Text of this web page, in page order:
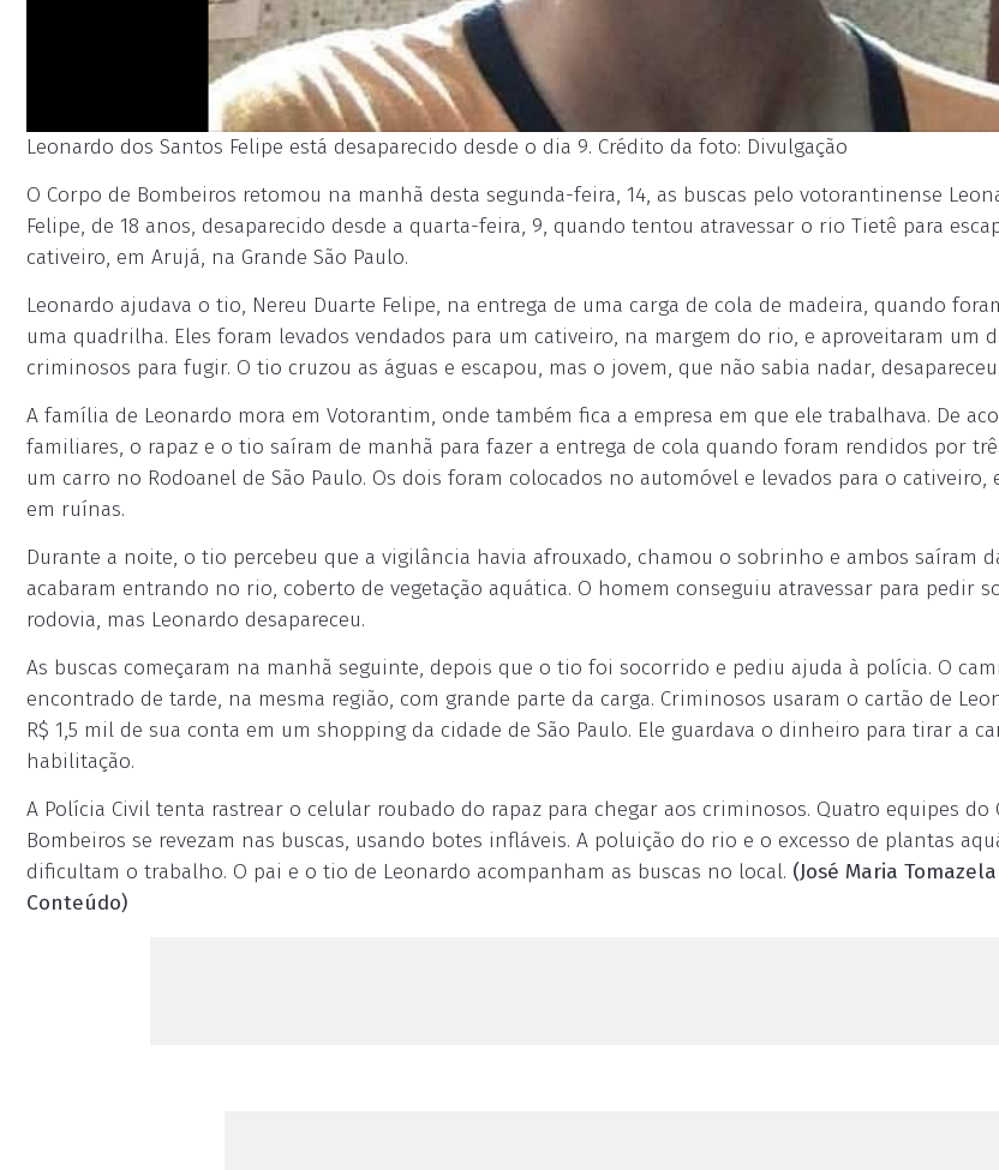
Leonardo dos Santos Felipe está desaparecido desde o dia 9. Crédito da foto: Divulgação
O Corpo de Bombeiros retomou na manhã desta segunda-feira, 14, as buscas pelo votorantinense
Felipe, de 18 anos, desaparecido desde a quarta-feira, 9, quando tentou atravessar o rio Tietê para
cativeiro, em Arujá, na Grande São Paulo.
Leonardo ajudava o tio, Nereu Duarte Felipe, na entrega de uma carga de cola de madeira, quando
uma quadrilha. Eles foram levados vendados para um cativeiro, na margem do rio, e aproveitaram um
criminosos para fugir. O tio cruzou as águas e escapou, mas o jovem, que não sabia nadar, desapareceu.
A família de Leonardo mora em Votorantim, onde também fica a empresa em que ele trabalhava. De
familiares, o rapaz e o tio saíram de manhã para fazer a entrega de cola quando foram rendidos por
um carro no Rodoanel de São Paulo. Os dois foram colocados no automóvel e levados para o cativeiro,
em ruínas.
Durante a noite, o tio percebeu que a vigilância havia afrouxado, chamou o sobrinho e ambos saíram
acabaram entrando no rio, coberto de vegetação aquática. O homem conseguiu atravessar para pedir
rodovia, mas Leonardo desapareceu.
As buscas começaram na manhã seguinte, depois que o tio foi socorrido e pediu ajuda à polícia. O
encontrado de tarde, na mesma região, com grande parte da carga. Criminosos usaram o cartão de
R$ 1,5 mil de sua conta em um shopping da cidade de São Paulo. Ele guardava o dinheiro para tirar a
habilitação.
A Polícia Civil tenta rastrear o celular roubado do rapaz para chegar aos criminosos. Quatro equipes do
Bombeiros se revezam nas buscas, usando botes infláveis. A poluição do rio e o excesso de plantas
dificultam o trabalho. O pai e o tio de Leonardo acompanham as buscas no local. (José Maria
Conteúdo)